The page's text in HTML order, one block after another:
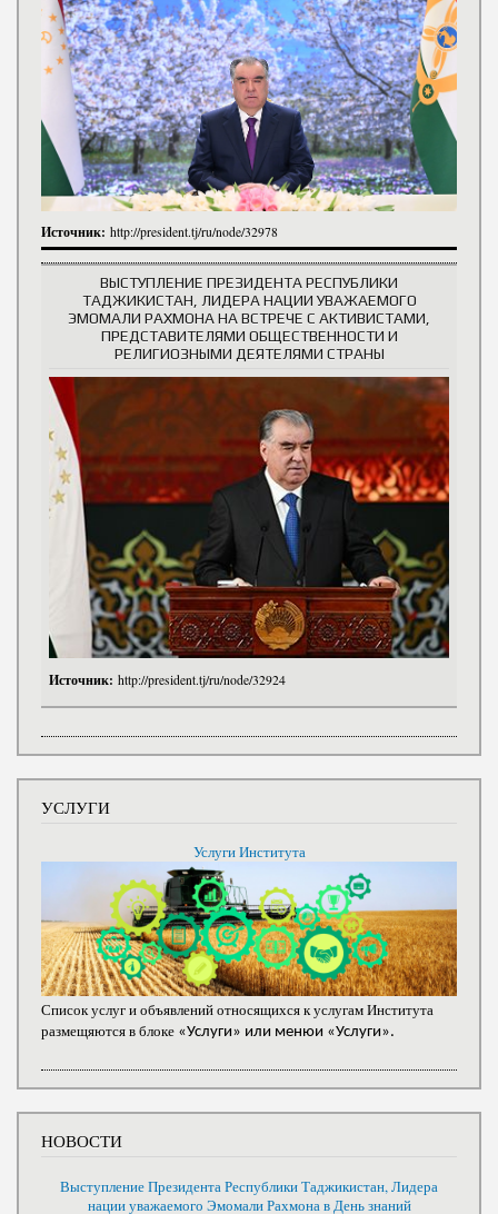
Источник: http://president.tj/ru/node/32978
ВЫСТУПЛЕНИЕ ПРЕЗИДЕНТА РЕСПУБЛИКИ
ТАДЖИКИСТАН, ЛИДЕРА НАЦИИ УВАЖАЕМОГО
ЭМОМАЛИ РАХМОНА НА ВСТРЕЧЕ С АКТИВИСТАМИ,
ПРЕДСТАВИТЕЛЯМИ ОБЩЕСТВЕННОСТИ И
РЕЛИГИОЗНЫМИ ДЕЯТЕЛЯМИ СТРАНЫ
Источник: http://president.tj/ru/node/32924
УСЛУГИ
Услуги Института
Список услуг и объявлений относящихся к услугам Института
размещяются в блоке «Услуги» или менюи «Услуги».
НОВОСТИ
Выступление Президента Республики Таджикистан, Лидера
нации уважаемого Эмомали Рахмона в День знаний